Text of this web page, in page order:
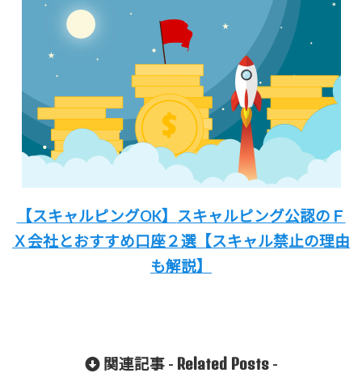
【スキャルピングOK】 スキャルピング公認のＦ
Ｘ会社とおすすめ口座２選 【スキャル禁止の理由
も解説】
関連記事 - Related Posts-